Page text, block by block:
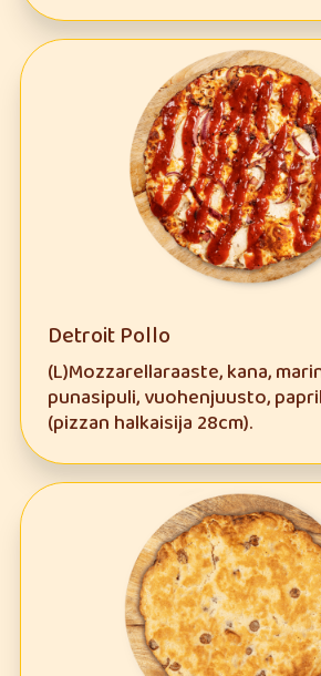
Detroit Pollo
(L)Mozzarellaraaste, kana,
punasipuli, vuohenjuusto,
(pizzan halkaisija 28cm).